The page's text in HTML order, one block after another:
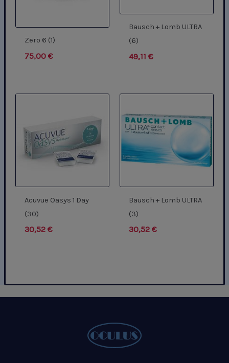
Zero 6 (1)
75,00 €
Bausch + Lomb ULTRA
(6)
49,11 €
Acuvue Oasys 1 Day
(30)
30,52 €
Bausch + Lomb ULTRA
(3)
30,52 €